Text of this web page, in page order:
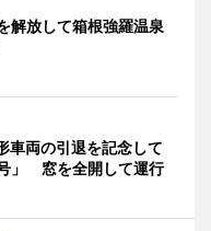
解放して箱根強羅温泉
車両の引退を記念して
」 窓を全開して運行